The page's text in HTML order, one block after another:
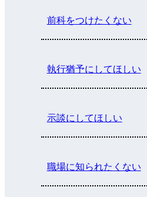
前科をつけたくない
執行猶予にしてほしい
示談にしてほしい
職場に知られたくない